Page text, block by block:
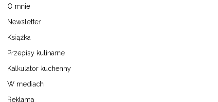
O mnie
Newsletter
Książka
Przepisy kulinarne
Kalkulator kuchenny
W mediach
Reklama